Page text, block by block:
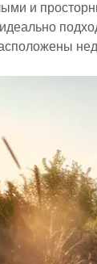
и